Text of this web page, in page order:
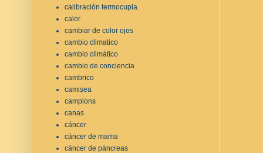
calibración termocupla.
calor
cambiar de color ojos
cambio climatico
cambio climático
cambio de conciencia
cambrico
camisea
campions
canas
cáncer
cáncer de mama
cáncer de páncreas